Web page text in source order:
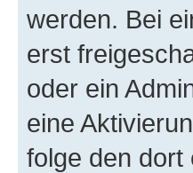
werden. Bei
erst
oder ein
eine
folge den dort